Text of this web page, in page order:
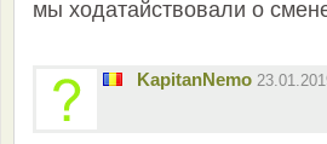
мы ходатайствовали о
KapitanNemo